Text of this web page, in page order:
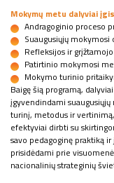
Mokymų metu dalyviai
Andragoginio proceso
Suaugusiųjų
Refleksijos ir
Patirtinio mokymosi
Mokymo turinio
Baigę šią programą,
įgyvendindami
turinį, metodus ir
efektyviai dirbti su
savo pedagoginę praktiką
prisidėdami prie
nacionalinių strateginių